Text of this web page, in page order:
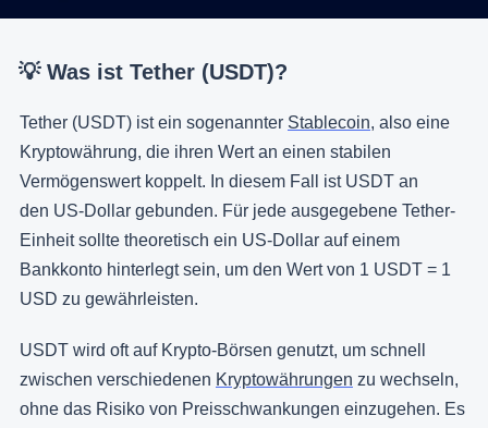
💡 Was ist Tether (USDT)?
Tether (USDT) ist ein sogenannter Stablecoin, also eine
Kryptowährung, die ihren Wert an einen stabilen
Vermögenswert koppelt. In diesem Fall ist USDT an
den US-Dollar gebunden. Für jede ausgegebene Tether-
Einheit sollte theoretisch ein US-Dollar auf einem
Bankkonto hinterlegt sein, um den Wert von 1 USDT = 1
USD zu gewährleisten.
USDT wird oft auf Krypto-Börsen genutzt, um schnell
zwischen verschiedenen Kryptowährungen zu wechseln,
ohne das Risiko von Preisschwankungen einzugehen. Es